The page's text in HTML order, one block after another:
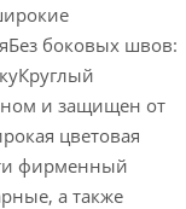
боковых швов:
и защищен от
цветовая
фирменный
а также